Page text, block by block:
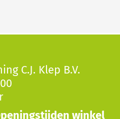
C.J. Klep B.V.
winkel